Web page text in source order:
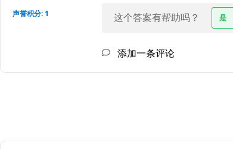
声誉积分: 1
这个答案有帮助吗？ 是
添加一条评论